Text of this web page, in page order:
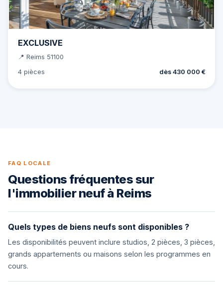
EXCLUSIVE
📍 Reims 51100
4 pièces
dès 430 000 €
FAQ LOCALE
Questions fréquentes sur
l'immobilier neuf à Reims
Quels types de biens neufs sont disponibles ?
Les disponibilités peuvent inclure studios, 2 pièces, 3 pièces,
grands appartements ou maisons selon les programmes en
cours.